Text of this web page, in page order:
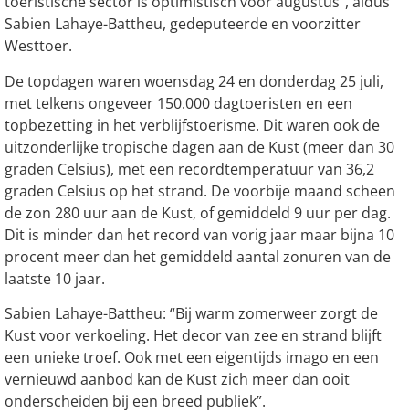
Sabien Lahaye-Battheu, gedeputeerde en voorzitter
Westtoer.
De topdagen waren woensdag 24 en donderdag 25 juli,
met telkens ongeveer 150.000 dagtoeristen en een
topbezetting in het verblijfstoerisme. Dit waren ook de
uitzonderlijke tropische dagen aan de Kust (meer dan 30
graden Celsius), met een recordtemperatuur van 36,2
graden Celsius op het strand. De voorbije maand scheen
de zon 280 uur aan de Kust, of gemiddeld 9 uur per dag.
Dit is minder dan het record van vorig jaar maar bijna 10
procent meer dan het gemiddeld aantal zonuren van de
laatste 10 jaar.
Sabien Lahaye-Battheu: “Bij warm zomerweer zorgt de
Kust voor verkoeling. Het decor van zee en strand blijft
een unieke troef. Ook met een eigentijds imago en een
vernieuwd aanbod kan de Kust zich meer dan ooit
onderscheiden bij een breed publiek”.